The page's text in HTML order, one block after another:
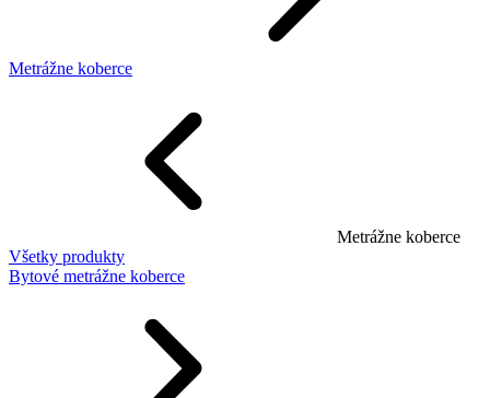
Metrážne koberce
Metrážne koberce
Všetky produkty
Bytové metrážne koberce